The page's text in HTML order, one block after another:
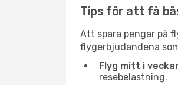
Tips för att få
Att spara pengar på
flygerbjudandena
Flyg mitt i
resebelastning.